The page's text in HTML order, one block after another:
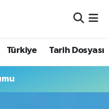
Türkiye Tarih Dosyası